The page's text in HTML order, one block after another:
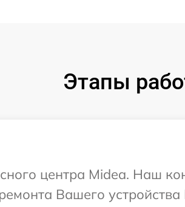
Этапы
центра Midea. Наш
Вашего устройства